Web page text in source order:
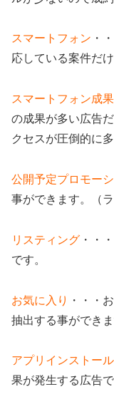
スマートフォン ・
応している案件だ
スマートフォン成
の成果が多い広告
クセスが圧倒的に
公開予定プロモー
事ができます。（
リスティング ・・
です。
お気に入り
・・・
抽出する事ができま
アプリインストール
果が発生する広告で